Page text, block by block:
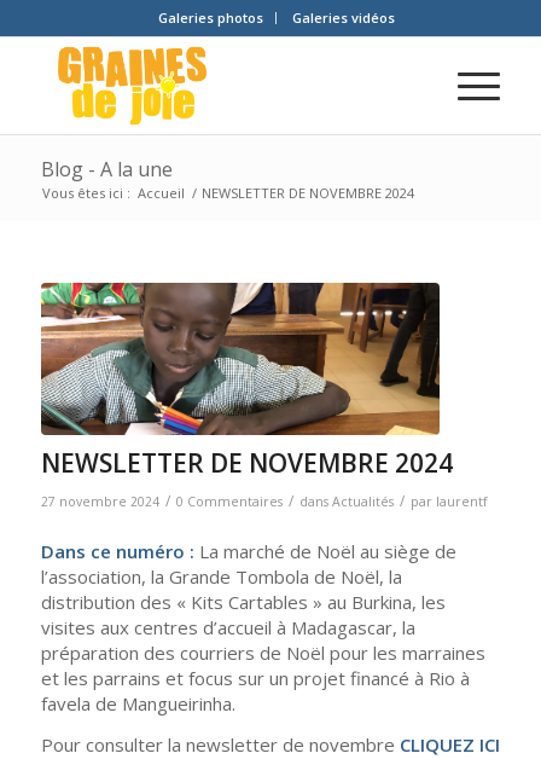
Galeries photos Galeries vidéos
Blog - A la une
Vous êtes ici : Accueil / NEWSLETTER DE NOVEMBRE 2024
NEWSLETTER DE NOVEMBRE 2024
27 novembre 2024 / 0 Commentaires / dans Actualités / par laurentf
Dans ce numéro : La marché de Noël au siège de
l’association, la Grande Tombola de Noël, la
distribution des « Kits Cartables » au Burkina, les
visites aux centres d’accueil à Madagascar, la
préparation des courriers de Noël pour les marraines
et les parrains et focus sur un projet financé à Rio à
favela de Mangueirinha.
Pour consulter la newsletter de novembre CLIQUEZ ICI